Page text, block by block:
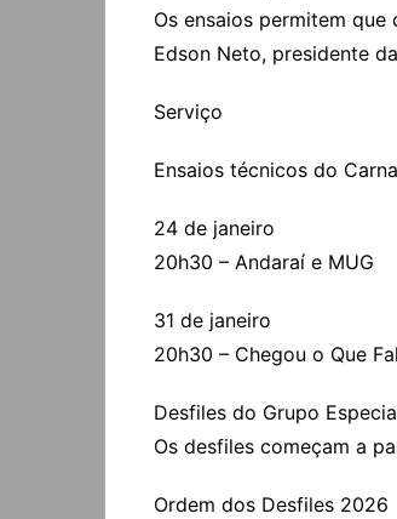
Os ensaios permitem que
Edson Neto, presidente
Serviço
Ensaios técnicos do
24 de janeiro
20h30 – Andaraí e MUG
31 de janeiro
20h30 – Chegou o Que
Desfiles do Grupo
Os desfiles começam a
Ordem dos Desfiles 2026